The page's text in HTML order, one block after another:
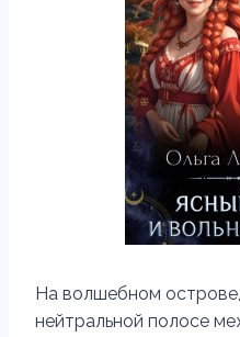
На волшебном
нейтральной полосе